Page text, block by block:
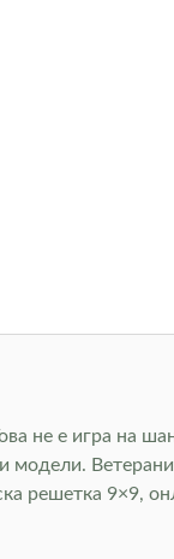
не е игра на
модели.
решетка 9×9,